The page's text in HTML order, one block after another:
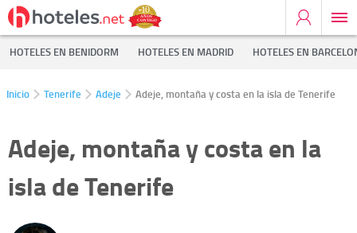
HOTELES EN BENIDORM HOTELES EN MADRID HOTELES EN
Inicio Tenerife Adeje Adeje, montaña y costa en la isla de Tenerife
Adeje, montaña y costa en la
isla de Tenerife